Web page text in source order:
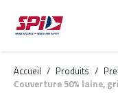
Aller au contenu
Skip to menu
Skip to footer
Accueil / Produits /
Couverture 50% laine,